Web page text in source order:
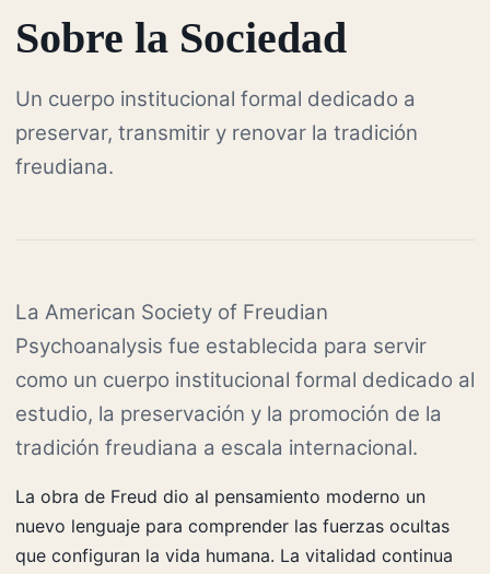
Sobre la Sociedad
Un cuerpo institucional formal dedicado a
preservar, transmitir y renovar la tradición
freudiana.
La American Society of Freudian
Psychoanalysis fue establecida para servir
como un cuerpo institucional formal dedicado al
estudio, la preservación y la promoción de la
tradición freudiana a escala internacional.
La obra de Freud dio al pensamiento moderno un
nuevo lenguaje para comprender las fuerzas ocultas
que configuran la vida humana. La vitalidad continua